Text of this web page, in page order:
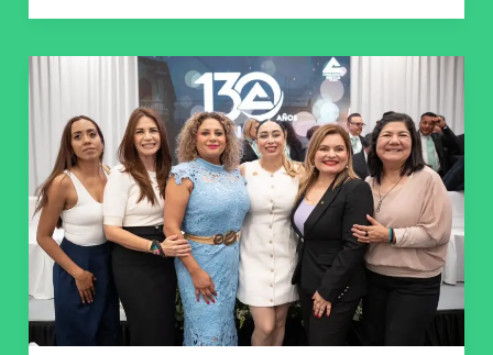
¿Síndica
embajadora
de
eventos?